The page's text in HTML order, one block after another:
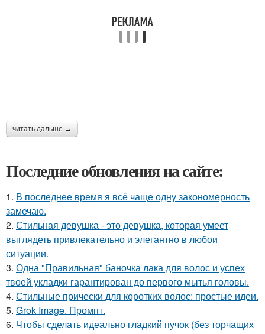
читать дальше →
Последние обновления на сайте:
1. В последнее время я всё чаще одну закономерность
замечаю.
2. Стильная девушка - это девушка, которая умеет
выглядеть привлекательно и элегантно в любои
ситуации.
3. Одна "Правильная" баночка лака для волос и успех
твоей укладки гарантирован до первого мытья головы.
4. Стильные прически для коротких волос: простые идеи.
5. Grok Image. Промпт.
6. Чтобы сделать идеально гладкий пучок (без торчащих